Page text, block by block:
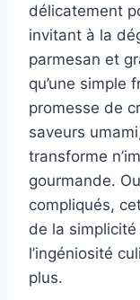
délicatement
invitant à la
parmesan et
qu’une simple
promesse de
saveurs
transforme
gourmande.
compliqués,
de la
l’ingéniosité
plus.